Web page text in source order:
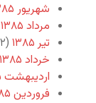
شهریور ۱۳۸۵
مرداد ۱۳۸۵
تیر ۱۳۸۵
(۱۲)
خرداد ۱۳۸۵
اردیبهشت ۱۳۸۵
فروردین ۱۳۸۵